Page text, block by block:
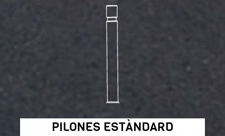
PILONES ESTÀNDARD